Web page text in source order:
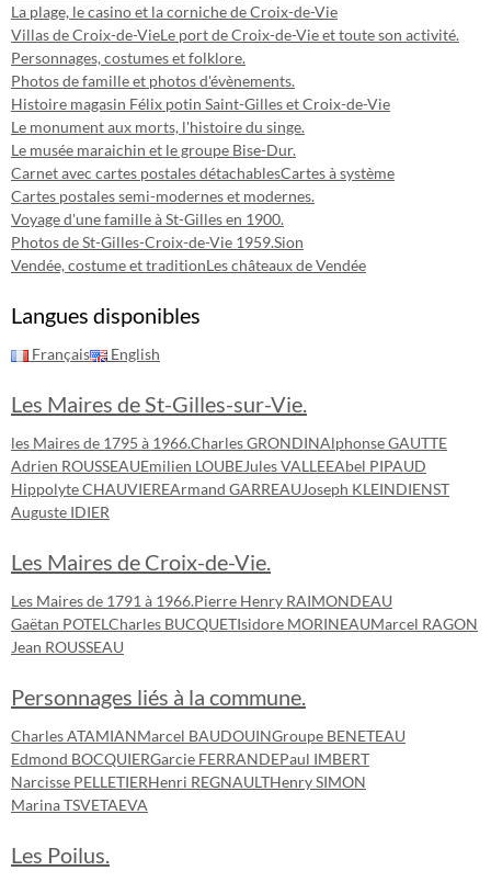
La plage, le casino et la corniche de Croix-de-Vie
Villas de Croix-de-VieLe port de Croix-de-Vie et toute son activité.
Personnages, costumes et folklore.
Photos de famille et photos d'évènements.
Histoire magasin Félix potin Saint-Gilles et Croix-de-Vie
Le monument aux morts, l'histoire du singe.
Le musée maraichin et le groupe Bise-Dur.
Carnet avec cartes postales détachablesCartes à système
Cartes postales semi-modernes et modernes.
Voyage d'une famille à St-Gilles en 1900.
Photos de St-Gilles-Croix-de-Vie 1959.Sion
Vendée, costume et traditionLes châteaux de Vendée
Langues disponibles
Français English
Les Maires de St-Gilles-sur-Vie.
les Maires de 1795 à 1966.Charles GRONDINAlphonse GAUTTE
Adrien ROUSSEAUEmilien LOUBEJules VALLEEAbel PIPAUD
Hippolyte CHAUVIEREArmand GARREAUJoseph KLEINDIENST
Auguste IDIER
Les Maires de Croix-de-Vie.
Les Maires de 1791 à 1966.Pierre Henry RAIMONDEAU
Gaëtan POTEL Charles BUCQUETIsidore MORINEAUMarcel RAGON
Jean ROUSSEAU
Personnages liés à la commune.
Charles ATAMIANMarcel BAUDOUINGroupe BENETEAU
Edmond BOCQUIERGarcie FERRANDEPaul IMBERT
Narcisse PELLETIERHenri REGNAULTHenry SIMON
Marina TSVETAEVA
Les Poilus.